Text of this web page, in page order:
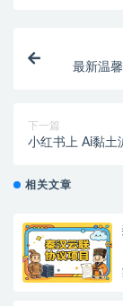
最新温
下一篇
小红书上 Ai黏土
相关文章